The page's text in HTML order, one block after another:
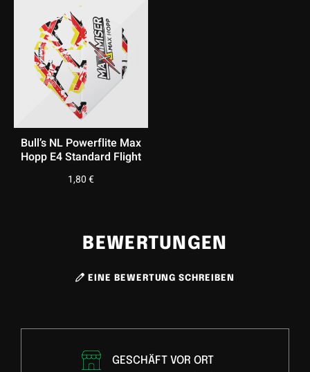
Caliburn TTD Complete Titanium T2 Silver Steeldarts
vereinen modernes Design, hochwertige Titan-
Technologie und ein außergewöhnlich leichtes
Spielgefühl. Perfekt für alle, die ihre Technik
herausfordern und ein wirklich einzigartiges Setup
Bull’s NL Powerflite Max
Hopp E4 Standard Flight
1,80€
BEWERTUNGEN
EINE BEWERTUNG SCHREIBEN
GESCHÄFT VOR ORT